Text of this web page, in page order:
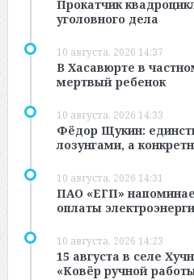
Прокатчик
уголовного дела
10 августа, 2026 14:37
В Хасавюрте в
мертвый ребенок
10 августа, 2026 14:33
Фёдор Щукин:
лозунгами, а
10 августа, 2026 14:31
ПАО «ЕГП»
оплаты
10 августа, 2026 14:23
15 августа в селе
«Ковёр ручной